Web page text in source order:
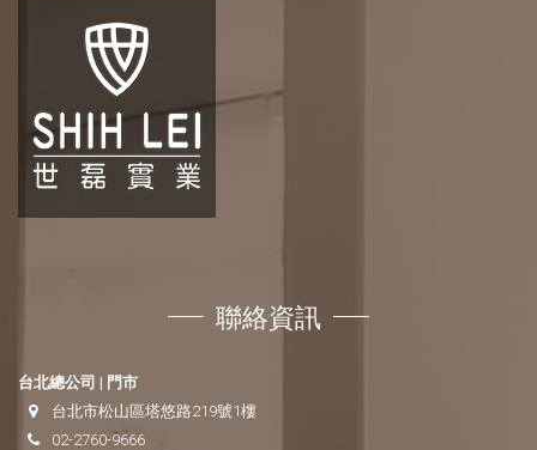
聯絡資訊
台北總公司 | 門市
台北市松山區塔悠路219號1樓
02-2760-9666